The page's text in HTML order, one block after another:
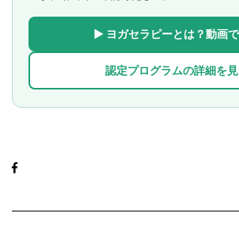
▶ ヨガセラピーとは？動画
認定プログラムの詳細を